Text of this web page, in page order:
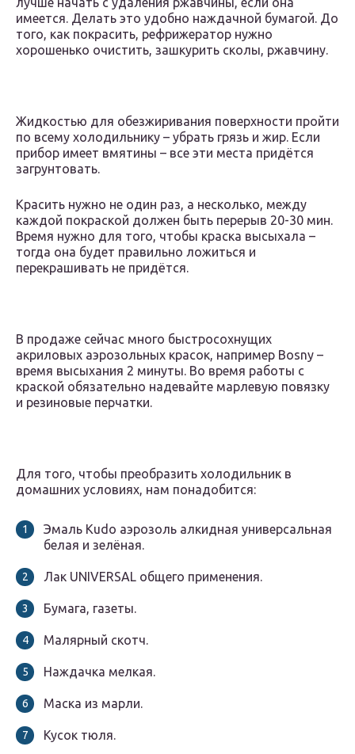
имеется. Делать это удобно наждачной бумагой. До
того, как покрасить, рефрижератор нужно
хорошенько очистить, зашкурить сколы, ржавчину.
Жидкостью для обезжиривания поверхности пройти
по всему холодильнику – убрать грязь и жир. Если
прибор имеет вмятины – все эти места придётся
загрунтовать.
Красить нужно не один раз, а несколько, между
каждой покраской должен быть перерыв 20-30 мин.
Время нужно для того, чтобы краска высыхала –
тогда она будет правильно ложиться и
перекрашивать не придётся.
В продаже сейчас много быстросохнущих
акриловых аэрозольных красок, например Bosny –
время высыхания 2 минуты. Во время работы с
краской обязательно надевайте марлевую повязку
и резиновые перчатки.
Для того, чтобы преобразить холодильник в
домашних условиях, нам понадобится:
Эмаль Kudo аэрозоль алкидная универсальная
белая и зелёная.
Лак UNIVERSAL общего применения.
Бумага, газеты.
Малярный скотч.
Наждачка мелкая.
Маска из марли.
Кусок тюля.